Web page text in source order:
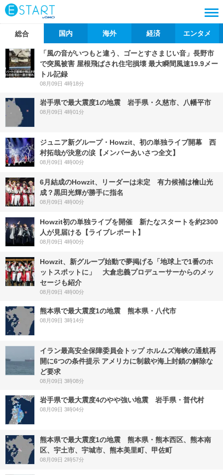
総合 国内 海外 経済 エンタメ
「風の音がいつもと違う、ゴーとすさまじい音」長野市
で突風被害 屋根飛ばされ住宅損壊 最大瞬間風速19.9メー
トル記録
08月09日 4時18分
岩手県で最大震度1の地震 岩手県・久慈市、八幡平市
08月09日 4時01分
ジュニア新グループ・Howzit、初の単独ライブ開幕 西
村拓哉が決意の涙【メンバーあいさつ全文】
08月09日 4時00分
6月結成のHowzit、リーダーは未定 有力候補は檜山光
成？黒田光輝が勝手に指名
08月09日 4時00分
Howzit初の単独ライブを開催 新たなスタートを約2300
人が見届ける【ライブレポート】
08月09日 4時00分
Howzit、新グループ始動で夢掲げる「地球上で1番のホ
ットスポットに」 大倉忠義プロデューサーからのメッ
セージも紹介
08月09日 4時00分
熊本県で最大震度1の地震 熊本県・八代市
08月09日 3時14分
イラン最高安全保障委員会トップ ホルムズ海峡の通航再
開に6つの条件提示 アメリカに制裁や海上封鎖の解除な
ど要求
08月09日 3時08分
岩手県で最大震度4のやや強い地震 岩手県・普代村
08月09日 3時04分
熊本県で最大震度1の地震 熊本県・熊本西区、熊本南
区、宇土市、宇城市、熊本美里町、甲佐町
08月09日 2時57分